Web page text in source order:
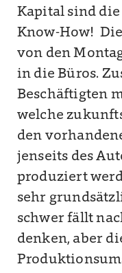
Kapital sind
Know-How!
von den
in die Büros.
Beschäftigten
welche
den
jenseits des
produziert
sehr
schwer fällt
denken, aber